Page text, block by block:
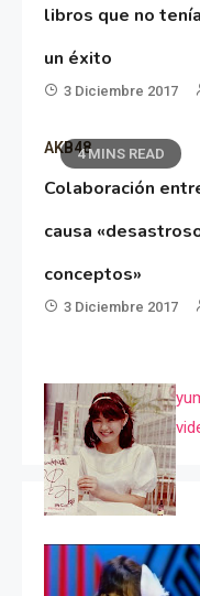
libros que no
un éxito
3 Diciembre 2017
4 MINS READ
AKB48
Colaboración
causa
conceptos»
3 Diciembre 2017